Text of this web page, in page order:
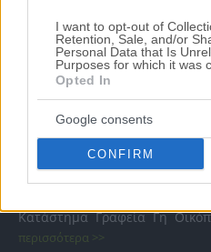
I want to opt-out of
Retention, Sale, and/or
Personal Data that Is
Purposes for which it was
Opted In
Google consents
CONFIRM
Δημοφιλείς
Κατάστημα Γραφεία Γη
περισσότερα >>